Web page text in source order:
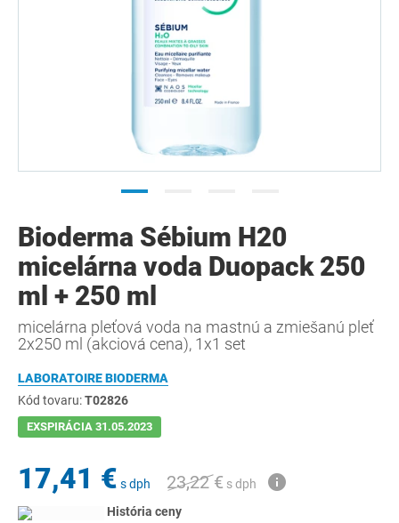
Bioderma Sébium H20
micelárna voda Duopack 250
ml + 250 ml
micelárna pleťová voda na mastnú a zmiešanú pleť
2x250 ml (akciová cena), 1x1 set
LABORATOIRE BIODERMA
Kód tovaru:T02826
EXSPIRÁCIA 31.05.2023
17,41 € s dph 23,22 € s dph
História ceny